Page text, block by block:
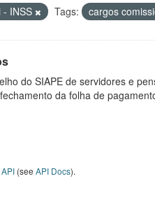
- INSS
Tags: cargos
do SIAPE de servidores e
da folha de
API (see API Docs).